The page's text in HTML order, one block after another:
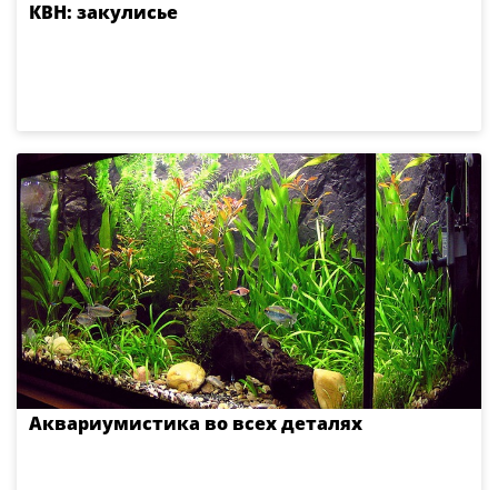
КВН: закулисье
Аквариумистика во всех деталях